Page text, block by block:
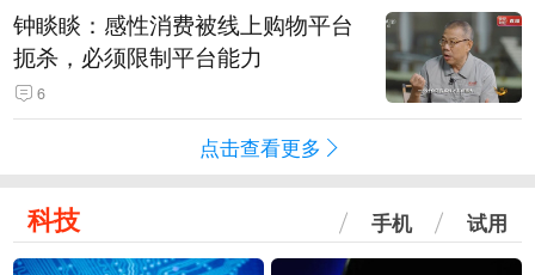
钟睒睒：感性消费被线上购物平台
扼杀，必须限制平台能力
6
点击查看更多
科技 手机 试用